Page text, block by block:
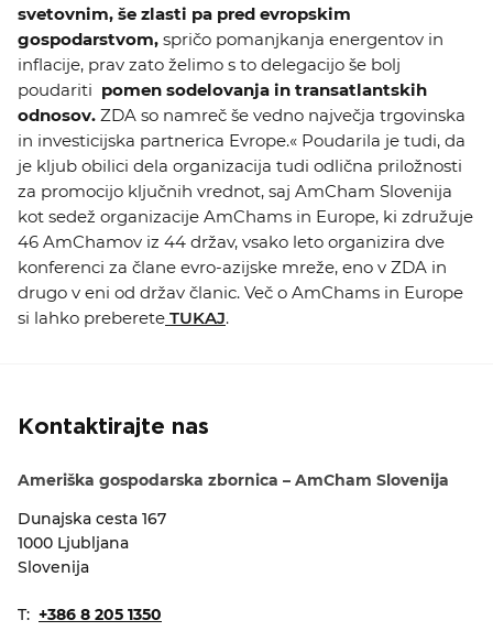
svetovnim, še zlasti pa pred evropskim
gospodarstvom, spričo pomanjkanja energentov in
inflacije, prav zato želimo s to delegacijo še bolj
poudariti pomen sodelovanja in transatlantskih
odnosov. ZDA so namreč še vedno največja trgovinska
in investicijska partnerica Evrope.« Poudarila je tudi, da
je kljub obilici dela organizacija tudi odlična priložnosti
za promocijo ključnih vrednot, saj AmCham Slovenija
kot sedež organizacije AmChams in Europe, ki združuje
46 AmChamov iz 44 držav, vsako leto organizira dve
konferenci za člane evro-azijske mreže, eno v ZDA in
drugo v eni od držav članic. Več o AmChams in Europe
si lahko preberete TUKAJ.
Kontaktirajte nas
Ameriška gospodarska zbornica – AmCham Slovenija
Dunajska cesta 167
1000 Ljubljana
Slovenija
T: +386 8 205 1350